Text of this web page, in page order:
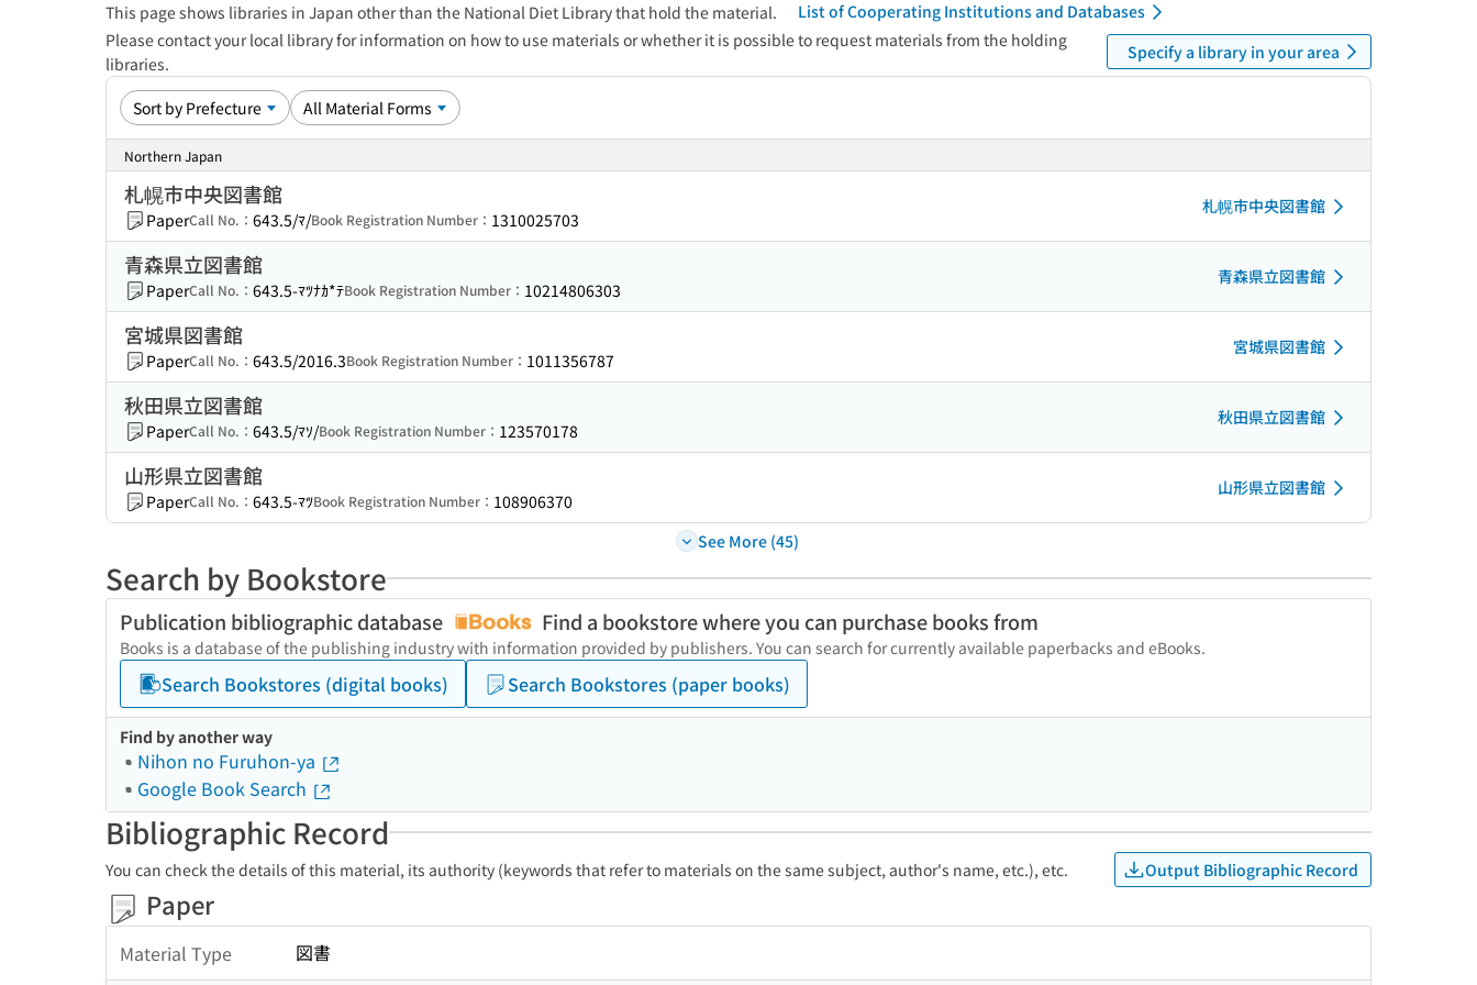
This page shows libraries in Japan other than the National Diet Library that hold the material.
List of Cooperating Institutions and Databases
Please contact your local library for information on how to use materials or whether it is possible to request materials from the holding
libraries.
Specify a library in your area
Northern Japan
札幌市中央図書館
PaperCall No.： 643.5/ﾏ/Book Registration Number： 1310025703
札幌市中央図書館
青森県立図書館
PaperCall No.： 643.5-ﾏﾂﾅｶ*ﾃBook Registration Number： 10214806303
青森県立図書館
宮城県図書館
PaperCall No.： 643.5/2016.3Book Registration Number： 1011356787
宮城県図書館
秋田県立図書館
PaperCall No.： 643.5/ﾏｿ/Book Registration Number： 123570178
秋田県立図書館
山形県立図書館
PaperCall No.： 643.5-ﾏﾂBook Registration Number： 108906370
山形県立図書館
See More (45)
Search by Bookstore
Publication bibliographic database Find a bookstore where you can purchase books from
Books is a database of the publishing industry with information provided by publishers. You can search for currently available paperbacks and eBooks.
Search Bookstores (digital books) Search Bookstores (paper books)
Find by another way
Nihon no Furuhon-ya
Google Book Search
Bibliographic Record
You can check the details of this material, its authority (keywords that refer to materials on the same subject, author's name, etc.), etc. Output Bibliographic Record
Paper
Material Type 図書